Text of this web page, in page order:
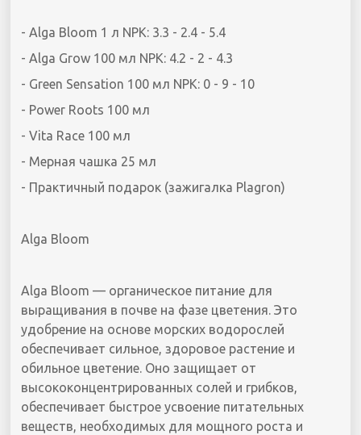
- Alga Bloom 1 л NPK: 3.3 - 2.4 - 5.4
- Alga Grow 100 мл NPK: 4.2 - 2 - 4.3
- Green Sensation 100 мл NPK: 0 - 9 - 10
- Power Roots 100 мл
- Vita Race 100 мл
- Мерная чашка 25 мл
- Практичный подарок (зажигалка Plagron)
Alga Bloom
Alga Bloom — органическое питание для
выращивания в почве на фазе цветения. Это
удобрение на основе морских водорослей
обеспечивает сильное, здоровое растение и
обильное цветение. Оно защищает от
высококонцентрированных солей и грибков,
обеспечивает быстрое усвоение питательных
веществ, необходимых для мощного роста и